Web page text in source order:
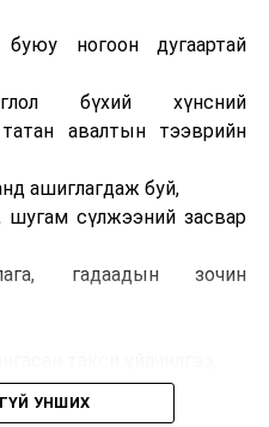
ногоон дугаартай
бүхий хүнсний
татан авалтын тээврийн
ашиглагдаж буй,
шугам сүлжээний засвар
гадаадын зочин
ажилчдын тээвэр,
хэвлэл мэдээллийн
УНШИХ